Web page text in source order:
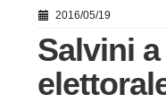
2016/05/19
Salvini